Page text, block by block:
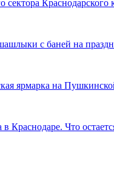
сектора
с баней на
ярмарка на
Краснодаре. Что